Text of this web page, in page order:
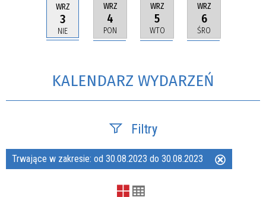
WRZ
3
NIE
WRZ
4
PON
WRZ
5
WTO
WRZ
6
ŚRO
KALENDARZ WYDARZEŃ
Filtry
Szukana fraza
Trwające w zakresie: od 30.08.2023 do 30.08.2023